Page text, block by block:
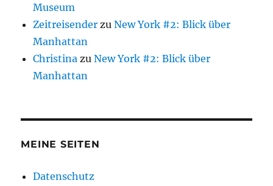
Museum
Zeitreisender zuNew York #2: Blick über
Manhattan
Christina zuNew York #2: Blick über
Manhattan
MEINE SEITEN
Datenschutz